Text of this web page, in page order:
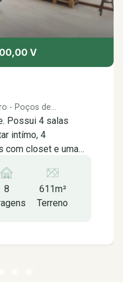
V
- Poços de
intímo, 4
com closet e uma
área gourmet
e garagem
dupla, chuveiro
nas torneiras e
8
611m²
Terreno